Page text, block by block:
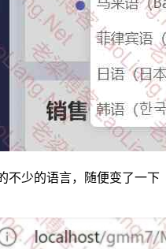
不少的语言，随便变了一下